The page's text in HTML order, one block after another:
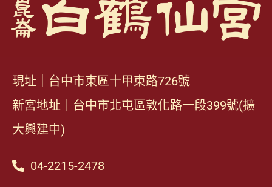
現址｜台中市東區十甲東路726號
新宮地址｜台中市北屯區敦化路一段399號(擴
大興建中)
04-2215-2478